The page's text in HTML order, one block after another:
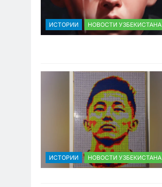
ИСТОРИИ НОВОСТИ УЗБЕКИСТАНА
ИСТОРИИ НОВОСТИ УЗБЕКИСТАНА